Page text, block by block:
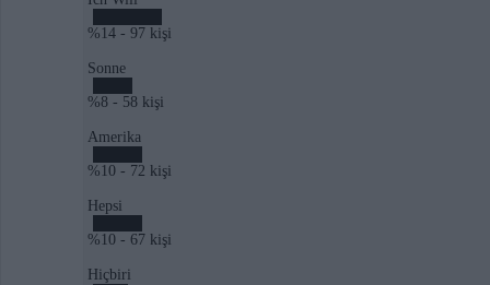
%14 - 97 kişi
Sonne
%8 - 58 kişi
Amerika
%10 - 72 kişi
Hepsi
%10 - 67 kişi
Hiçbiri